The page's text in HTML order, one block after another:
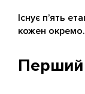
Існує п’ять
кожен окремо.
Перший